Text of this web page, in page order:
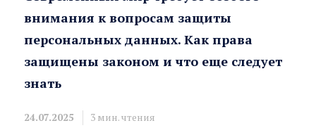
внимания к вопросам защиты
персональных данных. Как права
защищены законом и что еще следует
знать
24.07.2025 3 мин. чтения